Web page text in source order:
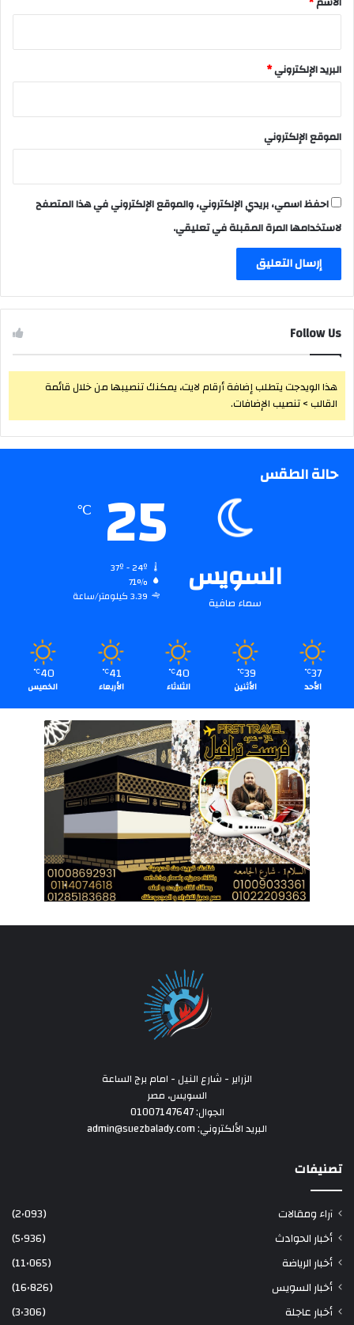
البريد الإلكتروني*
الموقع الإلكتروني
احفظ اسمي، بريدي الإلكتروني، والموقع الإلكتروني في هذا المتصفح
لاستخدامها المرة المقبلة في تعليقي.
Follow Us
هذا الويدجت يتطلب إضافة أرقام لايت، يمكنك تنصيبها من خلال قائمة
القالب > تنصيب الإضافات.
حالة الطقس
السويس
سماء صافية
25
℃
71%
3.39 كيلومتر/ساعة
37
℃
الأحد
39
℃
الأثنين
40
℃
الثلاثاء
41
℃
الأربعاء
40
℃
الخميس
الزراير - شارع النيل - امام برج الساعة
السويس، مصر
الجوال: 01007147647
البريد الألكتروني: admin@suezbalady.com
تصنيفات
آراء ومقالات
(2٬093)
أخبار الحوادث
(5٬936)
أخبار الرياضة
(11٬065)
أخبار السويس
(16٬826)
أخبار عاجلة
(3٬306)